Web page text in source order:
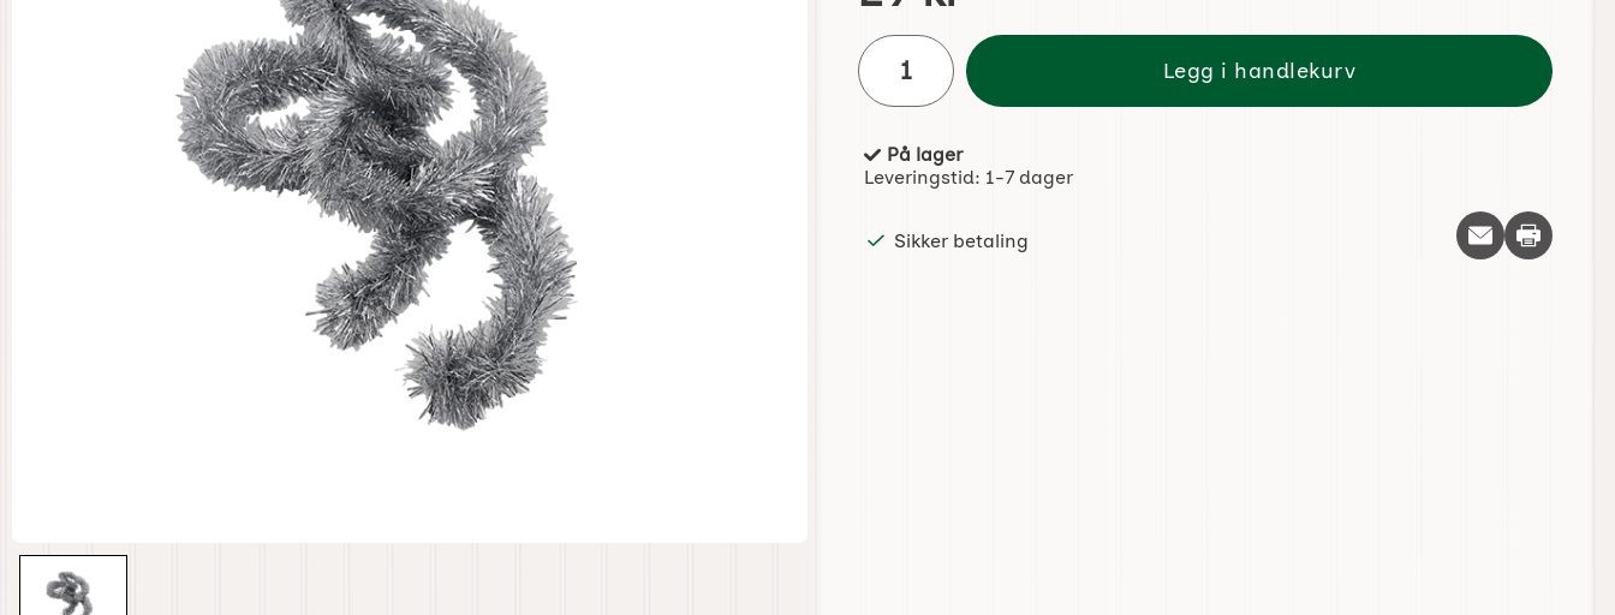
antall
Legg i handlekurv
Produkttilgjengelighet:
På lager
Leveringstid: 1-7 dager
Sikker betaling Skriv ut